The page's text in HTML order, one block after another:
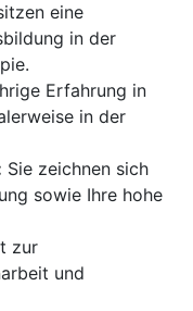
eine
in der
Erfahrung in
in der
Sie zeichnen sich
sowie Ihre hohe
zur
und